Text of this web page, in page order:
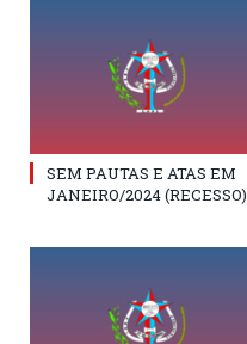
SEM PAUTAS E ATAS EM
JANEIRO/2024 (RECESSO)